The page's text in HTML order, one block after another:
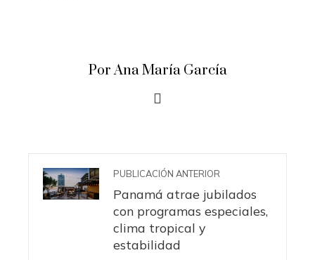
Por Ana María García
PUBLICACIÓN ANTERIOR
Panamá atrae jubilados
con programas especiales,
clima tropical y
estabilidad